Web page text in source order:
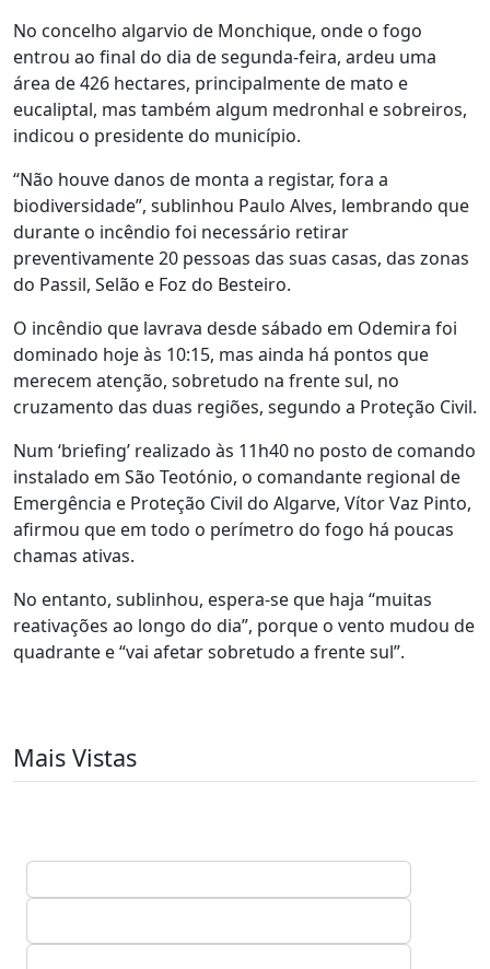
No concelho algarvio de Monchique, onde o fogo
entrou ao final do dia de segunda-feira, ardeu uma
área de 426 hectares, principalmente de mato e
eucaliptal, mas também algum medronhal e sobreiros,
indicou o presidente do município.
“Não houve danos de monta a registar, fora a
biodiversidade”, sublinhou Paulo Alves, lembrando que
durante o incêndio foi necessário retirar
preventivamente 20 pessoas das suas casas, das zonas
do Passil, Selão e Foz do Besteiro.
O incêndio que lavrava desde sábado em Odemira foi
dominado hoje às 10:15, mas ainda há pontos que
merecem atenção, sobretudo na frente sul, no
cruzamento das duas regiões, segundo a Proteção Civil.
Num ‘briefing’ realizado às 11h40 no posto de comando
instalado em São Teotónio, o comandante regional de
Emergência e Proteção Civil do Algarve, Vítor Vaz Pinto,
afirmou que em todo o perímetro do fogo há poucas
chamas ativas.
No entanto, sublinhou, espera-se que haja “muitas
reativações ao longo do dia”, porque o vento mudou de
quadrante e “vai afetar sobretudo a frente sul”.
Mais Vistas